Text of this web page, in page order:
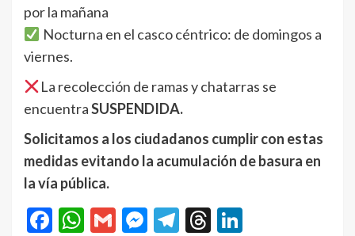
por la mañana
Nocturna en el casco céntrico: de domingos a
viernes.
La recolección de ramas y chatarras se
encuentraSUSPENDIDA.
Solicitamos a los ciudadanos cumplir con estas
medidas evitando la acumulación de basura en
la vía pública.
Facebook
WhatsApp
GmailMessenger
Telegram
Threads